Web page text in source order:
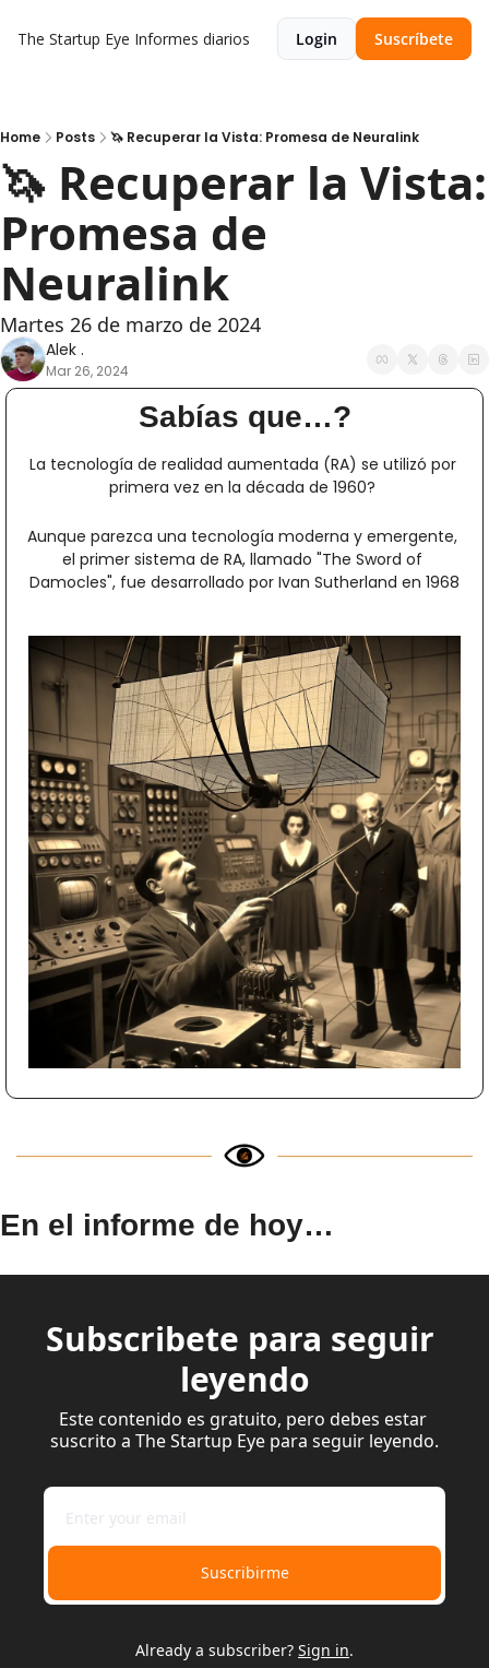
The Startup Eye Informes diarios Login Suscríbete
Home Posts 🦄 Recuperar la Vista: Promesa de Neuralink
🦄 Recuperar la Vista:
Promesa de
Neuralink
Martes 26 de marzo de 2024
Alek .
Mar 26, 2024
Sabías que…?
La tecnología de realidad aumentada (RA) se utilizó por
primera vez en la década de 1960?
Aunque parezca una tecnología moderna y emergente,
el primer sistema de RA, llamado "The Sword of
Damocles", fue desarrollado por Ivan Sutherland en 1968
En el informe de hoy…
Subscribete para seguir
leyendo
Este contenido es gratuito, pero debes estar
suscrito a The Startup Eye para seguir leyendo.
Suscribirme
Already a subscriber? Sign in.